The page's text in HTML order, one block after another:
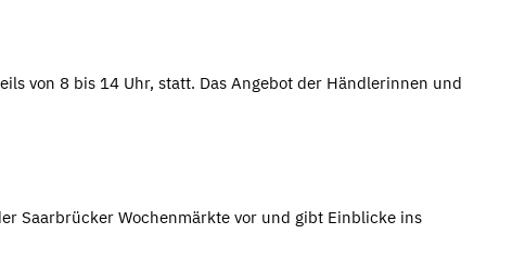
von 8 bis 14 Uhr, statt. Das Angebot der Händlerinnen und
Saarbrücker Wochenmärkte vor und gibt Einblicke ins